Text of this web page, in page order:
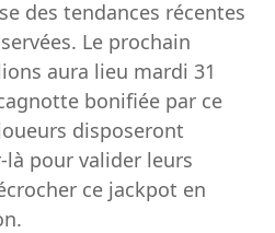
des tendances récentes
Le prochain
aura lieu mardi 31
bonifiée par ce
disposeront
là pour valider leurs
ce jackpot en